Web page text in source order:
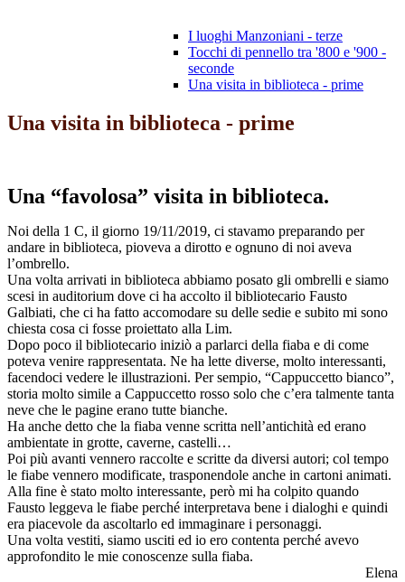
I luoghi Manzoniani - terze
Tocchi di pennello tra '800 e '900 -
seconde
Una visita in biblioteca - prime
Una visita in biblioteca - prime
Una “favolosa” visita in biblioteca.
Noi della 1 C, il giorno 19/11/2019, ci stavamo preparando per
andare in biblioteca, pioveva a dirotto e ognuno di noi aveva
l’ombrello.
Una volta arrivati in biblioteca abbiamo posato gli ombrelli e siamo
scesi in auditorium dove ci ha accolto il bibliotecario Fausto
Galbiati, che ci ha fatto accomodare su delle sedie e subito mi sono
chiesta cosa ci fosse proiettato alla Lim.
Dopo poco il bibliotecario iniziò a parlarci della fiaba e di come
poteva venire rappresentata. Ne ha lette diverse, molto interessanti,
facendoci vedere le illustrazioni. Per sempio, “Cappuccetto bianco”,
storia molto simile a Cappuccetto rosso solo che c’era talmente tanta
neve che le pagine erano tutte bianche.
Ha anche detto che la fiaba venne scritta nell’antichità ed erano
ambientate in grotte, caverne, castelli…
Poi più avanti vennero raccolte e scritte da diversi autori; col tempo
le fiabe vennero modificate, trasponendole anche in cartoni animati.
Alla fine è stato molto interessante, però mi ha colpito quando
Fausto leggeva le fiabe perché interpretava bene i dialoghi e quindi
era piacevole da ascoltarlo ed immaginare i personaggi.
Una volta vestiti, siamo usciti ed io ero contenta perché avevo
approfondito le mie conoscenze sulla fiaba.
Elena